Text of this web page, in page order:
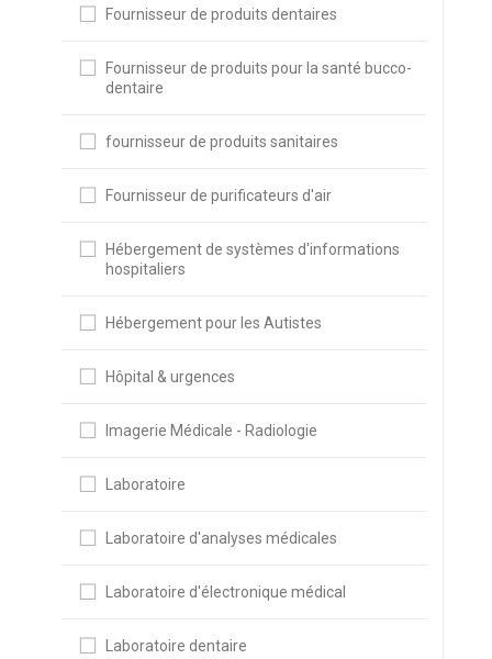
Fournisseur de produits dentaires
Fournisseur de produits pour la santé bucco-
dentaire
fournisseur de produits sanitaires
Fournisseur de purificateurs d'air
Hébergement de systèmes d'informations
hospitaliers
Hébergement pour les Autistes
Hôpital & urgences
Imagerie Médicale - Radiologie
Laboratoire
Laboratoire d'analyses médicales
Laboratoire d'électronique médical
Laboratoire dentaire